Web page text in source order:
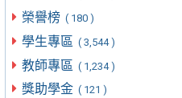
榮譽榜 ( 180 )
學生專區 ( 3,544 )
教師專區 ( 1,234 )
獎助學金 ( 121 )